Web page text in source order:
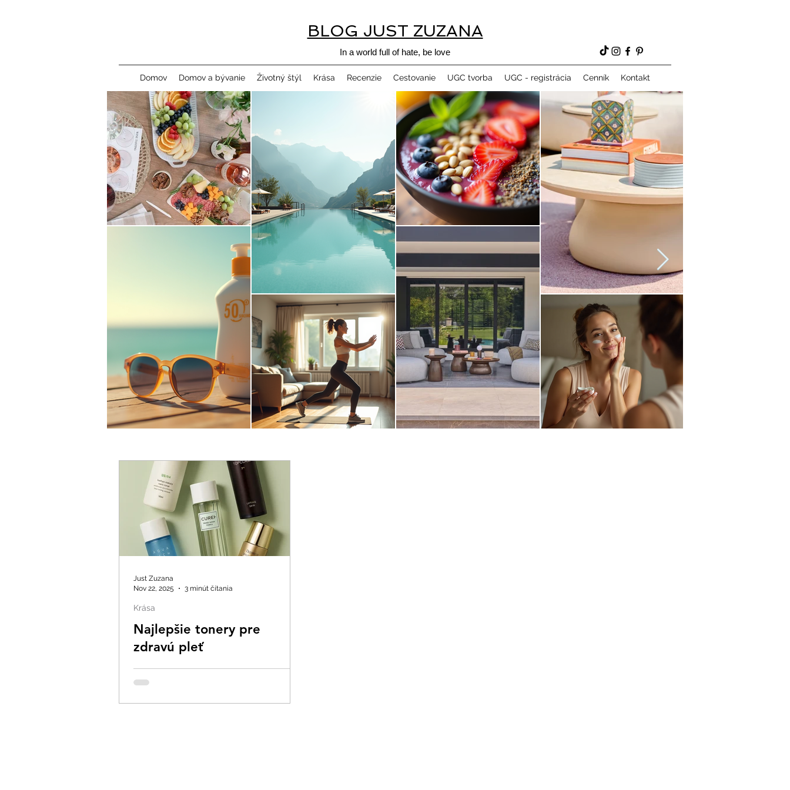
BLOG JUST ZUZANA
In a world full of hate, be love
Domov Domov a bývanie Životný štýl Krása Recenzie Cestovanie UGC tvorba UGC - registrácia Cenník Kontakt
Najlepšie tonery pre
zdravú pleť
Krása
Just Zuzana
Nov 22, 2025
3 minút čítania